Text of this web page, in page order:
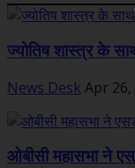
ज्योतिष शास्त्र के
News Desk Apr 26,
ओबीसी महासभा ने